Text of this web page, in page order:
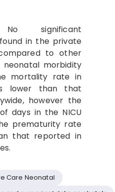
No significant
in the private
to other
neonatal morbidity
mortality rate in
lower than that
however the
days in the NICU
prematurity rate
that reported in
Care Neonatal